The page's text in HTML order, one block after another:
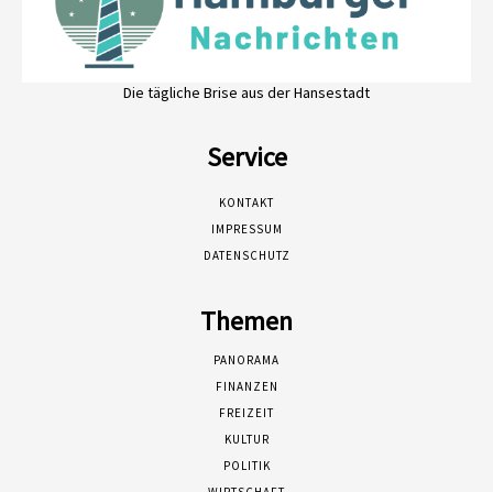
Die tägliche Brise aus der Hansestadt
Service
KONTAKT
IMPRESSUM
DATENSCHUTZ
Themen
PANORAMA
FINANZEN
FREIZEIT
KULTUR
POLITIK